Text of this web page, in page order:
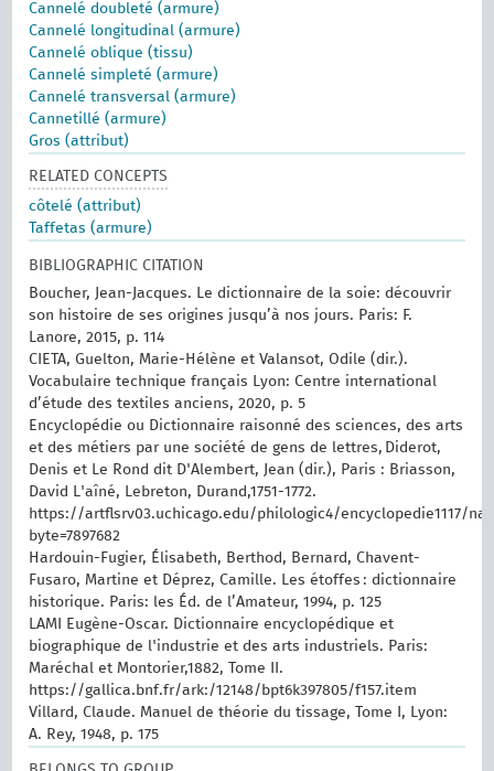
Cannelé doubleté (armure)
Cannelé longitudinal (armure)
Cannelé oblique (tissu)
Cannelé simpleté (armure)
Cannelé transversal (armure)
Cannetillé (armure)
Gros (attribut)
RELATED CONCEPTS
côtelé (attribut)
Taffetas (armure)
BIBLIOGRAPHIC CITATION
Boucher, Jean-Jacques. Le dictionnaire de la soie: découvrir
son histoire de ses origines jusqu’à nos jours. Paris: F.
Lanore, 2015, p. 114
CIETA, Guelton, Marie-Hélène et Valansot, Odile (dir.).
Vocabulaire technique français Lyon: Centre international
d’étude des textiles anciens, 2020, p. 5
Encyclopédie ou Dictionnaire raisonné des sciences, des arts
et des métiers par une société de gens de lettres, Diderot,
Denis et Le Rond dit D'Alembert, Jean (dir.), Paris : Briasson,
David L'aîné, Lebreton, Durand,1751-1772.
https://artflsrv03.uchicago.edu/philologic4/encyclopedie1117/
byte=7897682
Hardouin-Fugier, Élisabeth, Berthod, Bernard, Chavent-
Fusaro, Martine et Déprez, Camille. Les étoffes : dictionnaire
historique. Paris: les Éd. de l’Amateur, 1994, p. 125
LAMI Eugène-Oscar. Dictionnaire encyclopédique et
biographique de l'industrie et des arts industriels. Paris:
Maréchal et Montorier,1882, Tome II.
https://gallica.bnf.fr/ark:/12148/bpt6k397805/f157.item
Villard, Claude. Manuel de théorie du tissage, Tome I, Lyon:
A. Rey, 1948, p. 175